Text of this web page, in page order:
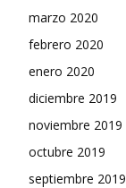
marzo 2020
febrero 2020
enero 2020
diciembre 2019
noviembre 2019
octubre 2019
septiembre 2019